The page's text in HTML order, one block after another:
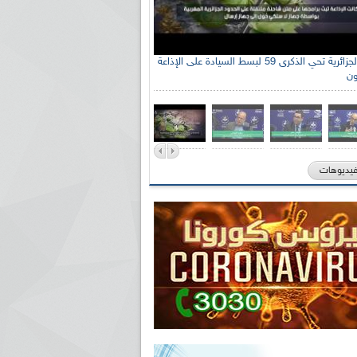
الإذاعة الجزائرية تحي الذكرى 59 لبسط السيادة على الإذاعة